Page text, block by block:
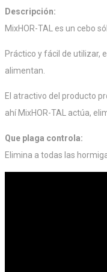
Descripción:
MixHOR-TAL es un cebo
Práctico y fácil de utilizar,
alimentan.
El atractivo del producto
ahí MixHOR-TAL actúa,
Que plaga controla:
Elimina a todas las